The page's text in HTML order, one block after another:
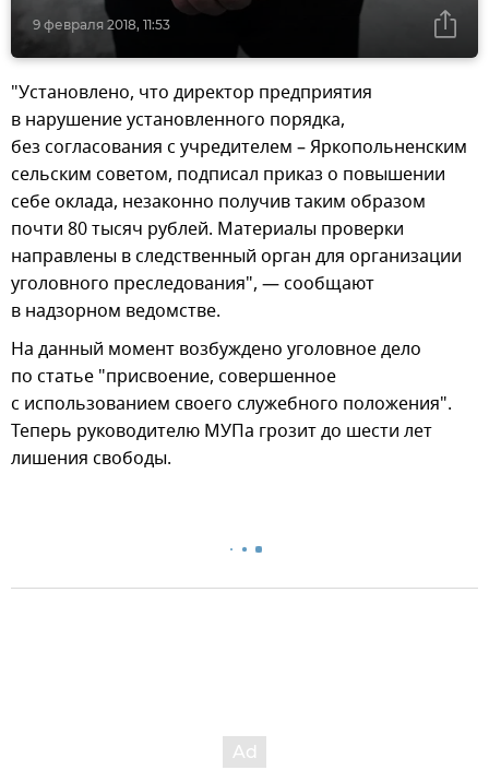
9 февраля 2018, 11:53
"Установлено, что директор предприятия
в нарушение установленного порядка,
без согласования с учредителем – Яркопольненским
сельским советом, подписал приказ о повышении
себе оклада, незаконно получив таким образом
почти 80 тысяч рублей. Материалы проверки
направлены в следственный орган для организации
уголовного преследования", — сообщают
в надзорном ведомстве.
На данный момент возбуждено уголовное дело
по статье "присвоение, совершенное
с использованием своего служебного положения".
Теперь руководителю МУПа грозит до шести лет
лишения свободы.